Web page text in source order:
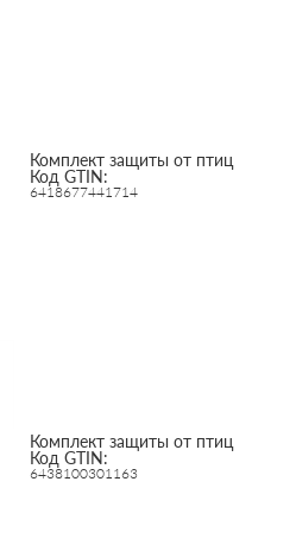
Комплект защиты от птиц
Код GTIN:
6418677441714
Комплект защиты от птиц
Код GTIN:
6438100301163